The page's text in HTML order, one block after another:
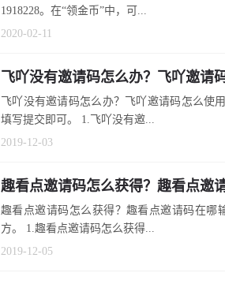
1918228。在“领金币”中，可...
2020-02-11
飞吖没有邀请码怎么办？飞吖邀请
飞吖没有邀请码怎么办？飞吖邀请码怎么使
填写提交即可。 1.飞吖没有邀...
2019-12-03
趣看点邀请码怎么获得？趣看点邀
趣看点邀请码怎么获得？趣看点邀请码在哪
方。 1.趣看点邀请码怎么获得...
2019-12-05